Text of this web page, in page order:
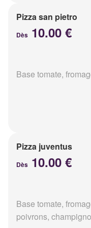
Pizza san pietro
Dès 10.00 €
Base tomate,
Pizza juventus
Dès 10.00 €
Base tomate,
poivrons,